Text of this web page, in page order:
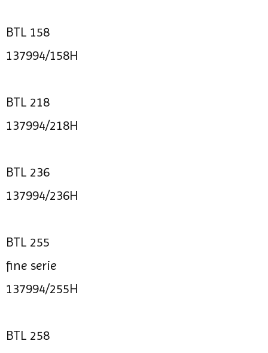
BTL 158
137994/158H
BTL 218
137994/218H
BTL 236
137994/236H
BTL 255
fine serie
137994/255H
BTL 258